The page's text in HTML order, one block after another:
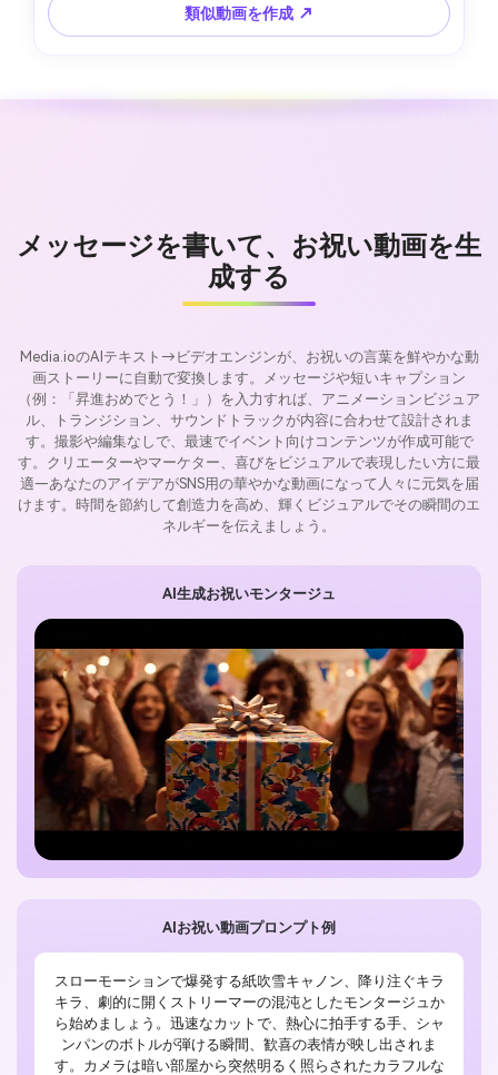
類似動画を作成 ↗
メッセージを書いて、お祝い動画を生
成する
Media.ioのAIテキスト→ビデオエンジンが、お祝いの言葉を鮮やかな動
画ストーリーに自動で変換します。メッセージや短いキャプション
（例：「昇進おめでとう！」）を入力すれば、アニメーションビジュア
ル、トランジション、サウンドトラックが内容に合わせて設計されま
す。撮影や編集なしで、最速でイベント向けコンテンツが作成可能で
す。クリエーターやマーケター、喜びをビジュアルで表現したい方に最
適—あなたのアイデアがSNS用の華やかな動画になって人々に元気を届
けます。時間を節約して創造力を高め、輝くビジュアルでその瞬間のエ
ネルギーを伝えましょう。
AIお祝い動画プロンプト例
スローモーションで爆発する紙吹雪キャノン、降り注ぐキラ
キラ、劇的に開くストリーマーの混沌としたモンタージュか
ら始めましょう。迅速なカットで、熱心に拍手する手、シャ
ンパンのボトルが弾ける瞬間、歓喜の表情が映し出されま
す。カメラは暗い部屋から突然明るく照らされたカラフルな
AI生成お祝いモンタージュ